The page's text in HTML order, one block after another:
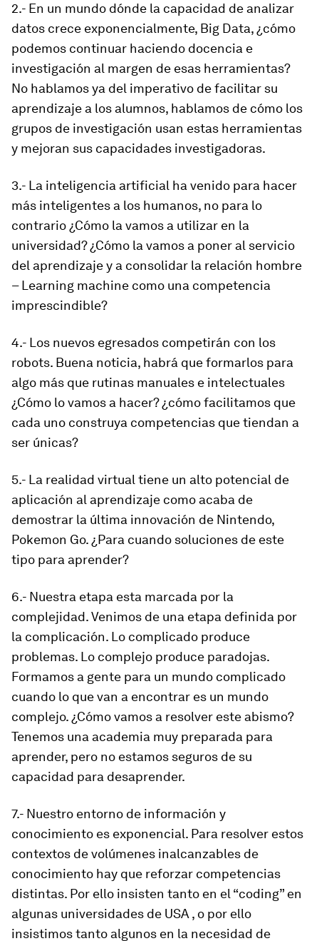
2.- En un mundo dónde la capacidad de analizar
datos crece exponencialmente, Big Data, ¿cómo
podemos continuar haciendo docencia e
investigación al margen de esas herramientas?
No hablamos ya del imperativo de facilitar su
aprendizaje a los alumnos, hablamos de cómo los
grupos de investigación usan estas herramientas
y mejoran sus capacidades investigadoras.
3.- La inteligencia artificial ha venido para hacer
más inteligentes a los humanos, no para lo
contrario ¿Cómo la vamos a utilizar en la
universidad? ¿Cómo la vamos a poner al servicio
del aprendizaje y a consolidar la relación hombre
–Learning machine como una competencia
imprescindible?
4.- Los nuevos egresados competirán con los
robots. Buena noticia, habrá que formarlos para
algo más que rutinas manuales e intelectuales
¿Cómo lo vamos a hacer? ¿cómo facilitamos que
cada uno construya competencias que tiendan a
ser únicas?
5.- La realidad virtual tiene un alto potencial de
aplicación al aprendizaje como acaba de
demostrar la última innovación de Nintendo,
Pokemon Go. ¿Para cuando soluciones de este
tipo para aprender?
6.- Nuestra etapa esta marcada por la
complejidad. Venimos de una etapa definida por
la complicación. Lo complicado produce
problemas. Lo complejo produce paradojas.
Formamos a gente para un mundo complicado
cuando lo que van a encontrar es un mundo
complejo. ¿Cómo vamos a resolver este abismo?
Tenemos una academia muy preparada para
aprender, pero no estamos seguros de su
capacidad para desaprender.
7.- Nuestro entorno de información y
conocimiento es exponencial. Para resolver estos
contextos de volúmenes inalcanzables de
conocimiento hay que reforzar competencias
distintas. Por ello insisten tanto en el “coding” en
algunas universidades de USA , o por ello
insistimos tanto algunos en la necesidad de